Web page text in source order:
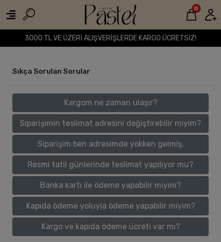
3000 TL VE ÜZERİ ALIŞVERİŞLERDE KARGO ÜCRETSİZ!
0
Sıkça Sorulan Sorular
Kargom ne zaman ulaşır?
Siparişimin teslimat adresini değiştirebilir miyim?
Siparişim ben adresimde yokken gelmiş.
Resmi tatil günlerinde teslimat yapılıyor mu?
Banka kartı ile ödeme yapabilir miyim?
Kapıda ödeme yoluyla ödeme yapabilir miyim?
Kargo ve kapıda ödeme ücreti var mı?